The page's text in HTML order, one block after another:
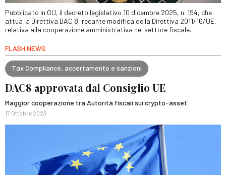
Pubblicato in GU, il decreto legislativo 10 dicembre 2025, n. 194, che
attua la Direttiva DAC 8, recante modifica della Direttiva 2011/16/UE,
relativa alla cooperazione amministrativa nel settore fiscale.
FLASH NEWS
Tax Compliance, accertamento e sanzioni
DAC8 approvata dal Consiglio UE
Maggior cooperazione tra Autorità fiscali sui crypto-asset
17 Ottobre 2023